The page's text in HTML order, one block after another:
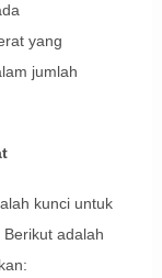
yang
jumlah
kunci untuk
adalah